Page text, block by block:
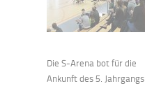
Die S-Arena bot für die
Ankunft des 5. Jahrgangs